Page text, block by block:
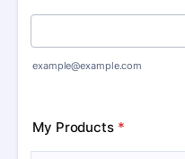
example@example.com
My Products *